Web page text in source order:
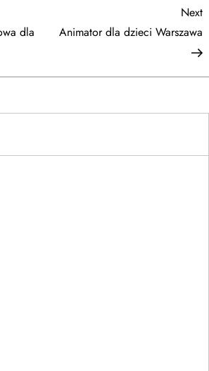
dla
Next
Animator dla dzieci Warszawa